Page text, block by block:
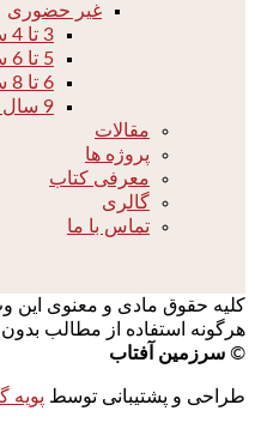
غیر حضوری
3 تا 4 سال
5 تا 6 سال
6 تا 8 سال
9 سال به بالا
مقالات
پروژه ها
معرفی کتاب
گالری
تماس با ما
کلیه حقوق مادی و معنوی این
© سرزمین آفتاب
طراحی و پشتیبانی توسط پویه